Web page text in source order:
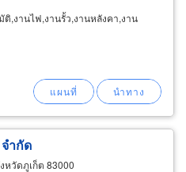
,งานไฟ,งานรั้ว,งานหลังคา,งาน
ำกัด
หวัดภูเก็ต 83000